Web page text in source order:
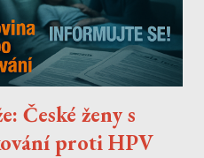
České ženy s
proti HPV